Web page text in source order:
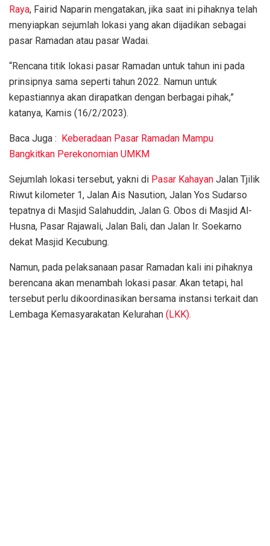
Raya, Fairid Naparin mengatakan, jika saat ini pihaknya telah
menyiapkan sejumlah lokasi yang akan dijadikan sebagai
pasar Ramadan atau pasar Wadai.
“Rencana titik lokasi pasar Ramadan untuk tahun ini pada
prinsipnya sama seperti tahun 2022. Namun untuk
kepastiannya akan dirapatkan dengan berbagai pihak,”
katanya, Kamis (16/2/2023).
Baca Juga : Keberadaan Pasar Ramadan Mampu
Bangkitkan Perekonomian UMKM
Sejumlah lokasi tersebut, yakni di Pasar Kahayan Jalan Tjilik
Riwut kilometer 1, Jalan Ais Nasution, Jalan Yos Sudarso
tepatnya di Masjid Salahuddin, Jalan G. Obos di Masjid Al-
Husna, Pasar Rajawali, Jalan Bali, dan Jalan Ir. Soekarno
dekat Masjid Kecubung.
Namun, pada pelaksanaan pasar Ramadan kali ini pihaknya
berencana akan menambah lokasi pasar. Akan tetapi, hal
tersebut perlu dikoordinasikan bersama instansi terkait dan
Lembaga Kemasyarakatan Kelurahan (LKK).